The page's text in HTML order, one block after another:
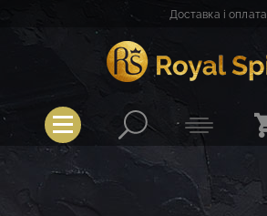
Доставка і оплата
Royal Spice